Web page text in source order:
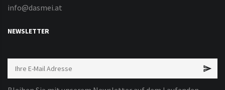
info@dasmei.at
NEWSLETTER